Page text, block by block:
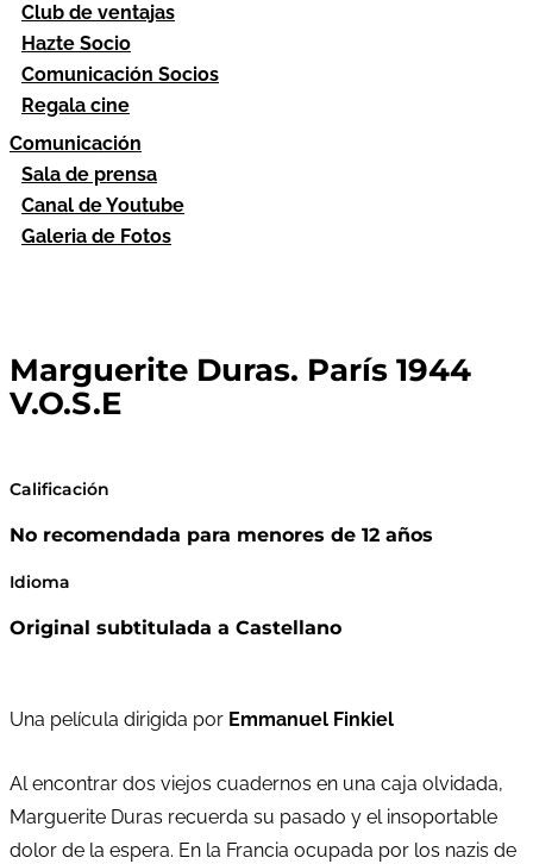
Club de ventajas
Hazte Socio
Comunicación Socios
Regala cine
Comunicación
Sala de prensa
Canal de Youtube
Galeria de Fotos
Marguerite Duras. París 1944
V.O.S.E
Calificación
No recomendada para menores de 12 años
Idioma
Original subtitulada a Castellano
Una película dirigida por Emmanuel Finkiel
Al encontrar dos viejos cuadernos en una caja olvidada,
Marguerite Duras recuerda su pasado y el insoportable
dolor de la espera. En la Francia ocupada por los nazis de